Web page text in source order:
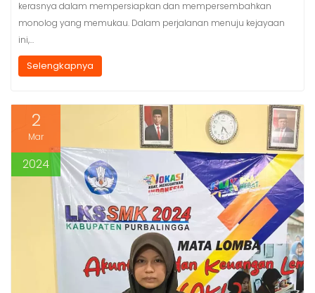
kerasnya dalam mempersiapkan dan mempersembahkan
monolog yang memukau. Dalam perjalanan menuju kejayaan
ini,…
Selengkapnya
2
Mar
2024